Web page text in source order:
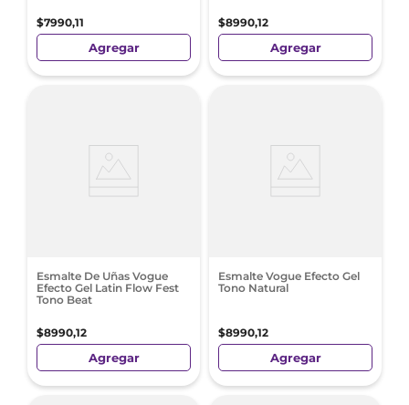
$7990,11
Agregar
$8990,12
Agregar
Esmalte De Uñas Vogue
Efecto Gel Latin Flow Fest
Tono Beat
$8990,12
Agregar
Esmalte Vogue Efecto Gel
Tono Natural
$8990,12
Agregar